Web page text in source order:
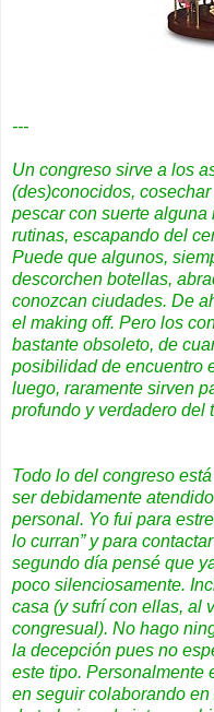
---
Un congreso sirve a los
(des)conocidos,
pescar con suerte
rutinas, escapando del
Puede que algunos,
descorchen botellas,
conozcan ciudades. De
el making off. Pero los
bastante obsoleto, de
posibilidad de encuentro
luego, raramente sirven
profundo y verdadero del
Todo lo del congreso
ser debidamente
personal. Yo fui para
lo curran” y para
segundo día pensé que
poco silenciosamente.
casa (y sufrí con ellas, al
congresual). No hago
la decepción pues no
este tipo. Personalmente
en seguir colaborando